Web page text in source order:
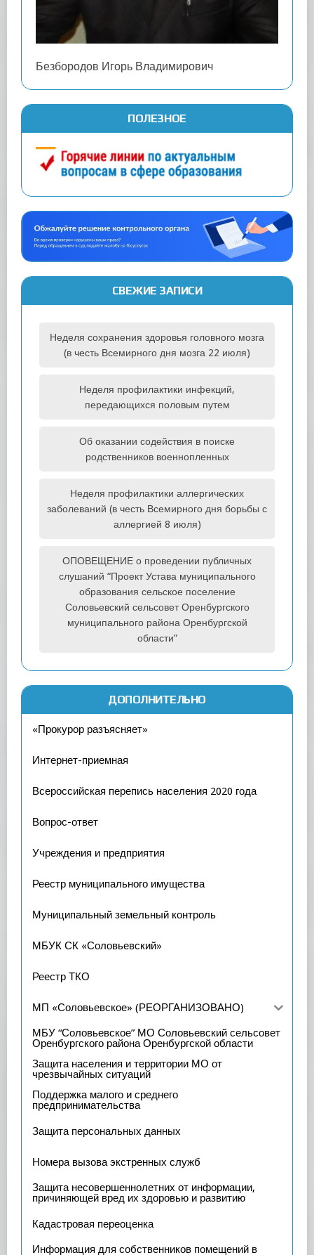
Безбородов Игорь Владимирович
ПОЛЕЗНОЕ
СВЕЖИЕ ЗАПИСИ
Неделя сохранения здоровья головного мозга
(в честь Всемирного дня мозга 22 июля)
Неделя профилактики инфекций,
передающихся половым путем
Об оказании содействия в поиске
родственников военнопленных
Неделя профилактики аллергических
заболеваний (в честь Всемирного дня борьбы с
аллергией 8 июля)
ОПОВЕЩЕНИЕ о проведении публичных
слушаний “Проект Устава муниципального
образования сельское поселение
Соловьевский сельсовет Оренбургского
муниципального района Оренбургской
области”
ДОПОЛНИТЕЛЬНО
«Прокурор разъясняет»
Интернет-приемная
Всероссийская перепись населения 2020 года
Вопрос-ответ
Учреждения и предприятия
Реестр муниципального имущества
Муниципальный земельный контроль
МБУК СК «Соловьевский»
Реестр ТКО
МП «Соловьевское» (РЕОРГАНИЗОВАНО)
МБУ “Соловьевское” МО Соловьевский сельсовет
Оренбургского района Оренбургской области
Защита населения и территории МО от
чрезвычайных ситуаций
Поддержка малого и среднего
предпринимательства
Защита персональных данных
Номера вызова экстренных служб
Защита несовершеннолетних от информации,
причиняющей вред их здоровью и развитию
Кадастровая переоценка
Информация для собственников помещений в